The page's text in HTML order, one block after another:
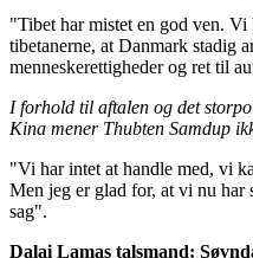
"Tibet har mistet en god ven.
tibetanerne, at Danmark stadig
menneskerettigheder og ret til
I forhold til aftalen og det
Kina mener Thubten Samdup
"Vi har intet at handle med, vi
Men jeg er glad for, at vi nu
sag".
Dalai Lamas talsmand: